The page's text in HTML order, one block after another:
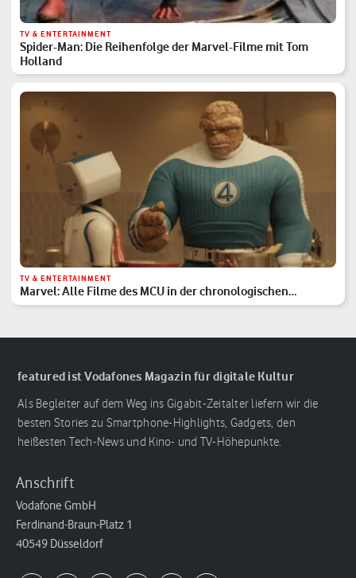
TV & ENTERTAINMENT
Spider-Man: Die Reihenfolge der Marvel-Filme mit Tom
Holland
TV & ENTERTAINMENT
Marvel: Alle Filme des MCU in der chronologischen
Reihenfolge
featured ist Vodafones Magazin für digitale Kultur
Als Begleiter auf dem Weg ins Gigabit-Zeitalter liefern wir die
besten Stories zu Smartphone-Highlights, Gadgets, den
heißesten Tech-News und Kino- und TV-Höhepunkte.
Anschrift
Vodafone GmbH
Ferdinand-Braun-Platz 1
40549 Düsseldorf